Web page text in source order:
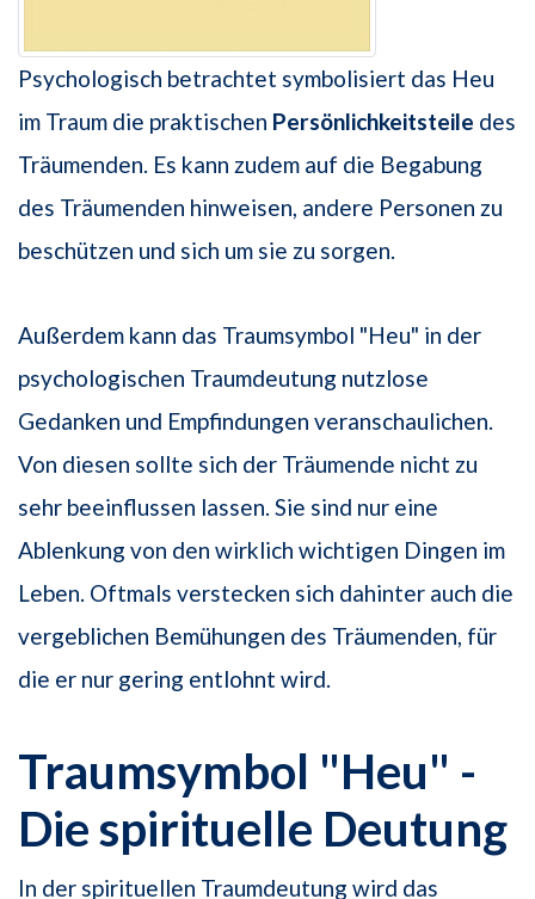
Psychologisch betrachtet symbolisiert das Heu
im Traum die praktischen Persönlichkeitsteile des
Träumenden. Es kann zudem auf die Begabung
des Träumenden hinweisen, andere Personen zu
beschützen und sich um sie zu sorgen.
Außerdem kann das Traumsymbol "Heu" in der
psychologischen Traumdeutung nutzlose
Gedanken und Empfindungen veranschaulichen.
Von diesen sollte sich der Träumende nicht zu
sehr beeinflussen lassen. Sie sind nur eine
Ablenkung von den wirklich wichtigen Dingen im
Leben. Oftmals verstecken sich dahinter auch die
vergeblichen Bemühungen des Träumenden, für
die er nur gering entlohnt wird.
Traumsymbol "Heu" -
Die spirituelle Deutung
In der spirituellen Traumdeutung wird das